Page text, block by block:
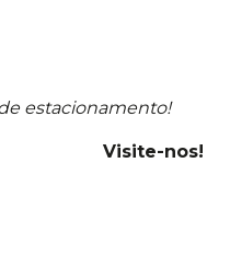
estacionamento!
Visite-nos!